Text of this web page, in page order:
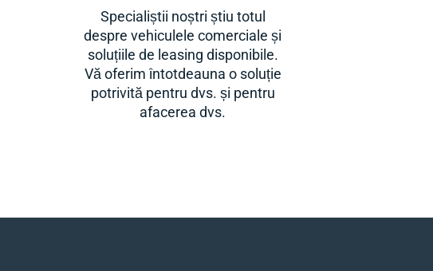
Specialiștii noștri știu totul
despre vehiculele comerciale și
soluțiile de leasing disponibile.
Vă oferim întotdeauna o soluție
potrivită pentru dvs. și pentru
afacerea dvs.